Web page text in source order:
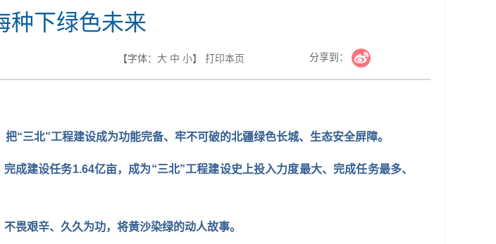
种下绿色未来
【字体： 大 中 小】 打印本页 分享到：
“三北”工程建设成为功能完备、牢不可破的北疆绿色长城、生态安全屏障。
成建设任务1.64亿亩，成为“三北”工程建设史上投入力度最大、完成任务最多、
畏艰辛、久久为功，将黄沙染绿的动人故事。